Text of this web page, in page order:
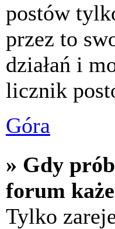
postów
przez to
działań i
licznik
Góra
» Gdy
forum
Tylko